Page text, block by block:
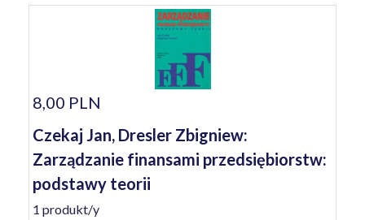
8,00 PLN
Czekaj Jan, Dresler Zbigniew:
Zarządzanie finansami przedsiębiorstw:
podstawy teorii
1 produkt/y